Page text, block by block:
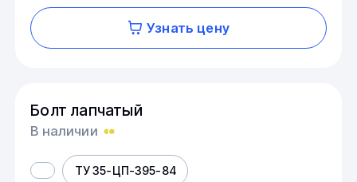
Узнать цену
Болт лапчатый
В наличии
ТУ 35-ЦП-395-84